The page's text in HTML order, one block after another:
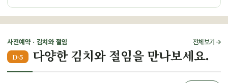
사전예약 · 김치와 절임 전체 보기 →
D-5 다양한 김치와 절임을 만나보세요.